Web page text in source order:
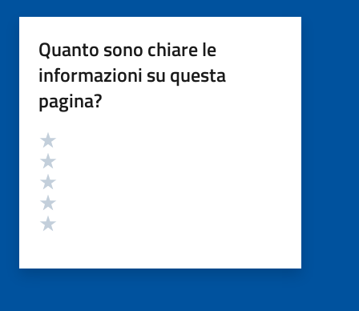
Quanto sono chiare le
informazioni su questa
pagina?
Valutazione